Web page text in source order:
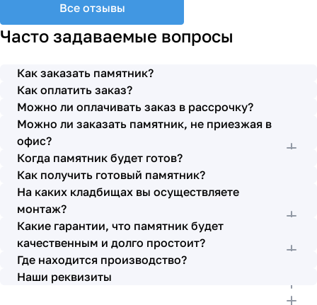
все этапы которого были выполнены вовремя и
без нареканий с нашей стороны, все наши
просьбы учтены. В первое наше обращение мы
бригада Головачёва Владимира. Поэтому и в этот
раз я поросила, если можно, то назначить эту же
бригаду. Мне пошли на встречу, спасибо. Ребята
работают спокойно, но в тоже время, соблюдая
всю технологию, работаю слаженно и
качественно. Я присутствовала при монтаже,
ребят это нисколько не смутило. Они, как и
Елена Николаевна, ответили на все мои вопросы,
которые возникли в процессе. Спасибо.
Выражаю благодарность от имени всей нашей
семьи за выполнение заказа в срок и
качественно. К руководству просьба по-
возможности премировать работников.
Все отзывы
Часто задаваемые вопросы
Как заказать памятник?
Как оплатить заказ?
Можно ли оплачивать заказ в рассрочку?
Можно ли заказать памятник, не приезжая в
офис?
Когда памятник будет готов?
Как получить готовый памятник?
На каких кладбищах вы осуществляете
монтаж?
Какие гарантии, что памятник будет
качественным и долго простоит?
Где находится производство?
Наши реквизиты